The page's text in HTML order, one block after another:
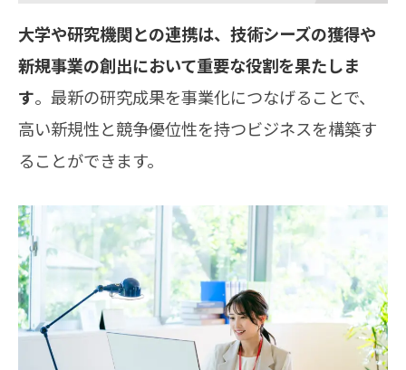
大学や研究機関との連携は、技術シーズの獲得や
新規事業の創出において重要な役割を果たしま
す。最新の研究成果を事業化につなげることで、
高い新規性と競争優位性を持つビジネスを構築す
ることができます。